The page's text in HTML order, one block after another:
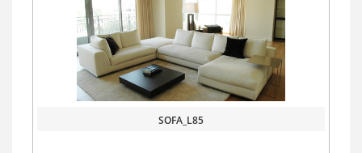
SOFA_L85